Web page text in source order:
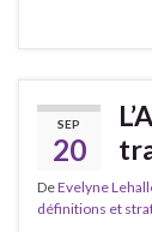
SEP
20
DeEvelyne
définitions et